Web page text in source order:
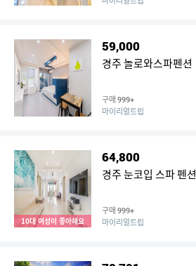
59,000
경주 놀로와스파펜션
구매 999+
마이리얼트립
10대 여성이 좋아해요
64,800
경주 눈코입 스파 펜션
구매 999+
마이리얼트립